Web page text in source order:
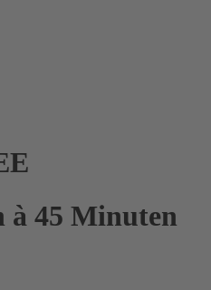
à 45 Minuten